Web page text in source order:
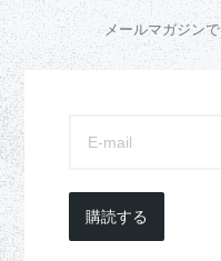
メールマガジン
購読する